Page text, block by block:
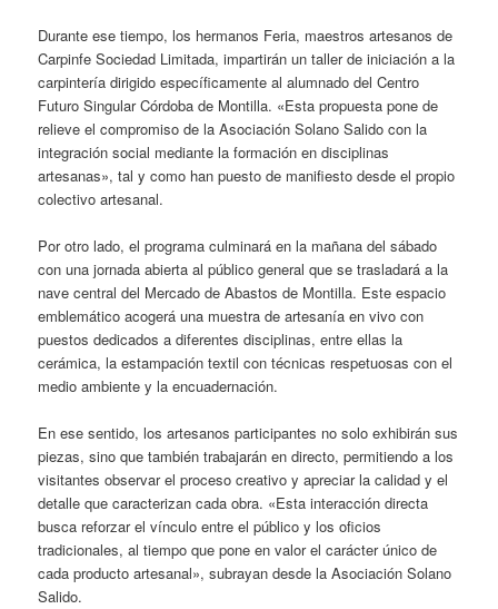
Durante ese tiempo, los hermanos Feria, maestros artesanos de
Carpinfe Sociedad Limitada, impartirán un taller de iniciación a la
carpintería dirigido específicamente al alumnado del Centro
Futuro Singular Córdoba de Montilla. «Esta propuesta pone de
relieve el compromiso de la Asociación Solano Salido con la
integración social mediante la formación en disciplinas
artesanas», tal y como han puesto de manifiesto desde el propio
colectivo artesanal.
Por otro lado, el programa culminará en la mañana del sábado
con una jornada abierta al público general que se trasladará a la
nave central del Mercado de Abastos de Montilla. Este espacio
emblemático acogerá una muestra de artesanía en vivo con
puestos dedicados a diferentes disciplinas, entre ellas la
cerámica, la estampación textil con técnicas respetuosas con el
medio ambiente y la encuadernación.
En ese sentido, los artesanos participantes no solo exhibirán sus
piezas, sino que también trabajarán en directo, permitiendo a los
visitantes observar el proceso creativo y apreciar la calidad y el
detalle que caracterizan cada obra. «Esta interacción directa
busca reforzar el vínculo entre el público y los oficios
tradicionales, al tiempo que pone en valor el carácter único de
cada producto artesanal», subrayan desde la Asociación Solano
Salido.